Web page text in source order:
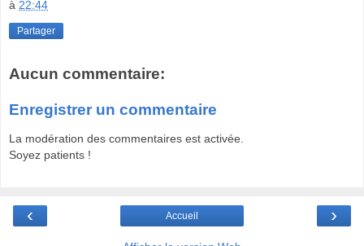
à 22:44
Partager
Aucun commentaire:
Enregistrer un commentaire
La modération des commentaires est activée.
Soyez patients !
‹ ›
Accueil